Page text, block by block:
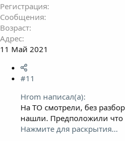
Регистрация
Сообщения
Возраст
Адрес
11 Май 2021
#11
Hrom написал(а):
На ТО смотрели, без
нашли. Предположили что
Нажмите для раскрытия...